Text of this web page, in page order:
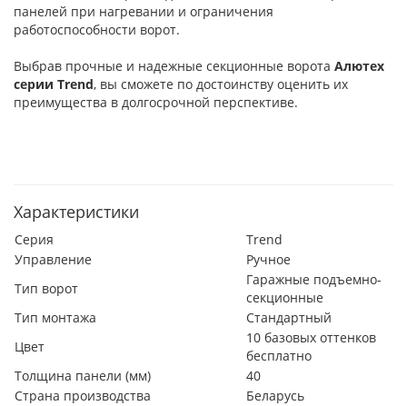
панелей при нагревании и ограничения
работоспособности ворот.
Выбрав прочные и надежные секционные ворота Алютех
серии Trend, вы сможете по достоинству оценить их
преимущества в долгосрочной перспективе.
Характеристики
Серия
Trend
Управление
Ручное
Тип ворот
Гаражные подъемно-
секционные
Тип монтажа
Стандартный
Цвет
10 базовых оттенков
бесплатно
Толщина панели (мм)
40
Страна производства
Беларусь